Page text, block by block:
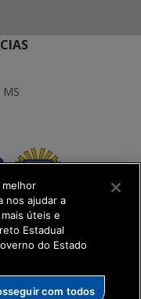
melhor
nos ajudar a
úteis e
Estadual
do Estado
com todos